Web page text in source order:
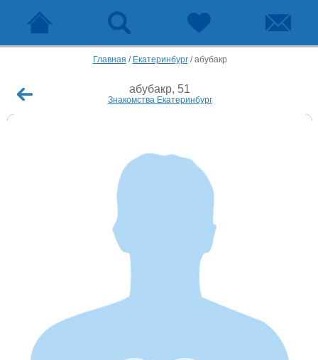
Главная / Екатеринбург/абубакр
абубакр, 51
Знакомства Екатеринбург